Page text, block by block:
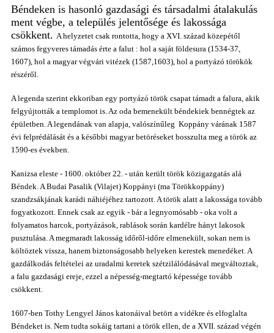
Béndeken is hasonló gazdasági és társadalmi átalakulás
ment végbe, a település jelentősége és lakossága
csökkent. A helyzetet csak rontotta, hogy a XVI. század közepétől
számos fegyveres támadás érte a falut : hol a saját földesura (1534-37,
1607), hol a magyar végvári vitézek (1587,1603), hol a portyázó törökök
részéről.
A legenda szerint ekkoriban egy portyázó török csapat támadt a falura, akik
felgyújtották a templomot is. Az oda bemenekült béndekiek bennégtek az
épületben.A legendának van alapja, valószínűleg Koppány várának 1587
évi felprédálását és a későbbi magyar betöréseket bosszulta meg a török az
1590-es években.
Kanizsa eleste - 1600. október 22. - után került török közigazgatás alá
Béndek. A Budai Pasalik (Vilajet) Koppányi (ma Törökkoppány)
szandzsákjának karádi náhiéjéhez tartozott. A török alatt a lakossága tovább
fogyatkozott. Ennek csak az egyik - bár a legnyomósabb - oka volt a
folyamatos harcok, portyázások, rablások során kardélre hányt lakosok
pusztulása. A megmaradt lakosság időről-időre elmenekült, sokan nem is
költöztek vissza, hanem biztonságosabb helyeken kerestek menedéket. A
gazdálkodás feltételei az uradalmi keretek szétzilálódásával megváltoztak,
a falu gazdasági ereje, ezzel a népesség-megtartó képessége tovább
csökkent.
1607-ben Tothy Lengyel János katonáival betört a vidékre és elfoglalta
Béndeket is. Nem tudta sokáig tartani a török ellen, de a XVII. század végén